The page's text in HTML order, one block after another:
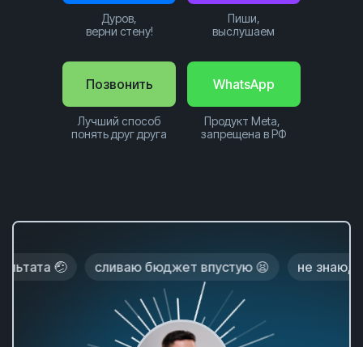
Позвонить
Лучший способ
понять друг друга
WhatsApp
Продукт Meta,
запрещена в РФ
Дуров,
верни стену!
Пиши,
выслушаем
🤕 сливаю бюджет впустую 😫 не знаю,